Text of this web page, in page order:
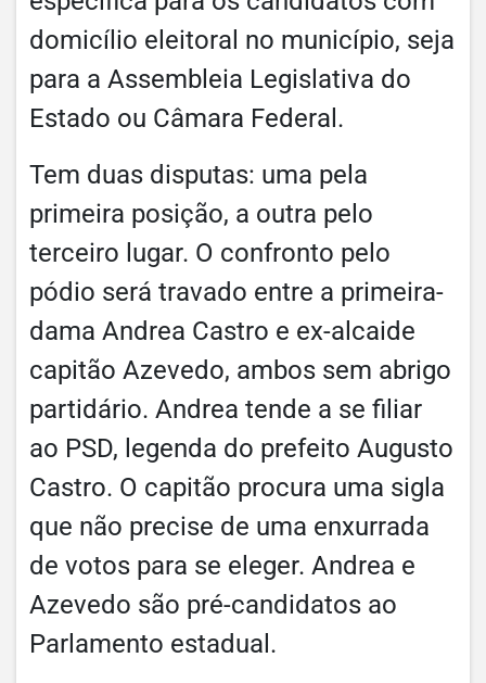
domicílio eleitoral no município, seja
para a Assembleia Legislativa do
Estado ou Câmara Federal.
Tem duas disputas: uma pela
primeira posição, a outra pelo
terceiro lugar. O confronto pelo
pódio será travado entre a primeira-
dama Andrea Castro e ex-alcaide
capitão Azevedo, ambos sem abrigo
partidário. Andrea tende a se filiar
ao PSD, legenda do prefeito Augusto
Castro. O capitão procura uma sigla
que não precise de uma enxurrada
de votos para se eleger. Andrea e
Azevedo são pré-candidatos ao
Parlamento estadual.